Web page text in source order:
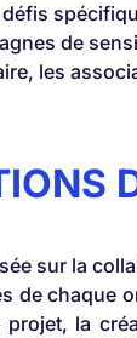
de
les
sur la
de chaque
la